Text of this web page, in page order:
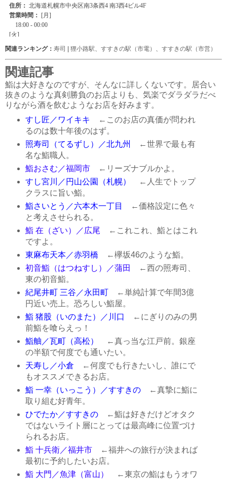
関連ランキング： 寿司 狸小路駅、 すすきの駅（市電） 、 すすきの駅（市営）
関連記事
鮨は大好きなのですが、そんなに詳しくないです。居合い
抜きのような真剣勝負のお店よりも、気楽でダラダラだべ
りながら酒を飲むようなお店を好みます。
すし匠／ワイキキ ←このお店の真価が問われ
るのは数十年後のはず。
照寿司（てるずし）／北九州
←世界で最も有
名な鮨職人。
鮨おさむ／福岡市←リーズナブルかよ。
すし宮川／円山公園（札幌）
←人生でトップ
クラスに旨い鮨。
鮨さいとう／六本木一丁目
←価格設定に色々
と考えさせられる。
鮨 在（ざい）／広尾 ←これこれ、鮨とはこれ
ですよ。
東麻布天本／赤羽橋 ←欅坂46のような鮨。
初音鮨（はつねすし）／蒲田
←西の照寿司、
東の初音鮨。
紀尾井町 三谷／永田町←単純計算で年間3億
円近い売上。恐ろしい鮨屋。
鮨 猪股（いのまた）／川口 ←にぎりのみの男
前鮨を喰らえっ！
鮨舳／瓦町（高松）
←真っ当な江戸前。銀座
の半額で何度でも通いたい。
天寿し／小倉 ←何度でも行きたいし、誰にで
もオススメできるお店。
鮨 一幸（いっこう）／すすきの←真摯に鮨に
取り組む好青年。
ひでたか／すすきの←鮨は好きだけどオタク
ではないライト層にとっては最高峰に位置づけ
られるお店。
鮨 十兵衛／福井市←福井への旅行が決まれば
最初に予約したいお店。
鮨 大門／魚津（富山）
←東京の鮨はもうオワ